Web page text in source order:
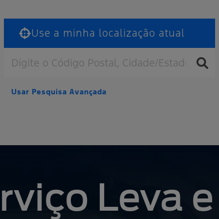
Use a minha localização atual
Usar Pesquisa Avançada
Leva